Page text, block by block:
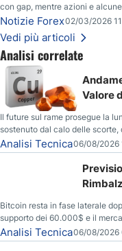
con gap, mentre azioni e
livelli da monitorare.
Notizie Forex02/03/2026
Vedi più articoli
Analisi correlate
Valore
Il future sul rame prosegue la
sostenuto dal calo delle scorte,
energetiche, e dai timori di
Analisi Tecnica06/08/2026
Bitcoin resta in fase laterale
supporto dei 60.000$ e il
USA ed elezioni di medio
Analisi Tecnica06/08/2026